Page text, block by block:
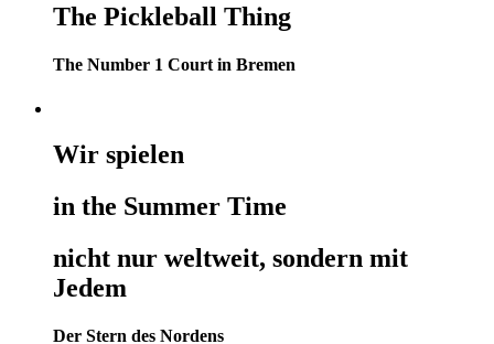
The Pickleball Thing
The Number 1 Court in Bremen
Wir spielen
in the Summer Time
nicht nur weltweit, sondern mit
Jedem
Der Stern des Nordens